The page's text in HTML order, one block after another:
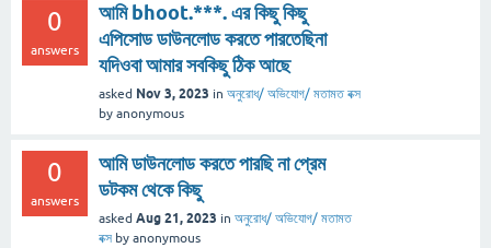
0
answers
আমি bhoot.***. এর কিছু কিছু
এপিসোড ডাউনলোড করতে পারতেছিনা
যদিওবা আমার সবকিছু ঠিক আছে
asked Nov 3, 2023 in অনুরোধ/ অভিযোগ/ মতামত বক্স
by anonymous
0
answers
আমি ডাউনলোড করতে পারছি না প্রেম
ডটকম থেকে কিছু
asked Aug 21, 2023 in অনুরোধ/ অভিযোগ/ মতামত
বক্স by anonymous